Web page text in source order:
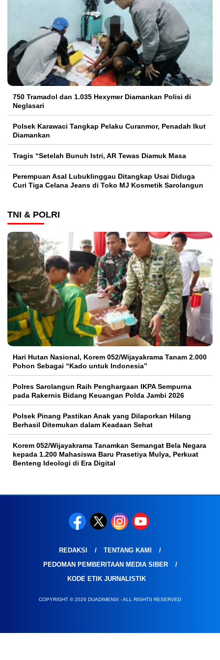
750 Tramadol dan 1.035 Hexymer Diamankan Polisi di
Neglasari
Polsek Karawaci Tangkap Pelaku Curanmor, Penadah Ikut
Diamankan
Tragis “Setelah Bunuh Istri, AR Tewas Diamuk Masa
Perempuan Asal Lubuklinggau Ditangkap Usai Diduga
Curi Tiga Celana Jeans di Toko MJ Kosmetik Sarolangun
TNI & POLRI
Hari Hutan Nasional, Korem 052/Wijayakrama Tanam 2.000
Pohon Sebagai “Kado untuk Indonesia”
Polres Sarolangun Raih Penghargaan IKPA Sempurna
pada Rakernis Bidang Keuangan Polda Jambi 2026
Polsek Pinang Pastikan Anak yang Dilaporkan Hilang
Berhasil Ditemukan dalam Keadaan Sehat
Korem 052/Wijayakrama Tanamkan Semangat Bela Negara
kepada 1.200 Mahasiswa Baru Prasetiya Mulya, Perkuat
Benteng Ideologi di Era Digital
REDAKSI
TENTANG KAMI
PEDOMAN PEMBERITAAN MEDIA SIBER
KODE ETIK JURNALISTIK
COPYRIGHT © 2026 DUADIMENSI - ALL RIGHTS RESERVED